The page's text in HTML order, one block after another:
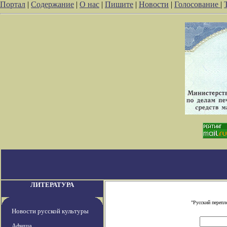
Портал | Содержание | О нас | Пишите | Новости | Голосование |
ЛИТЕРАТУРА
Новости русской культуры
"Русский